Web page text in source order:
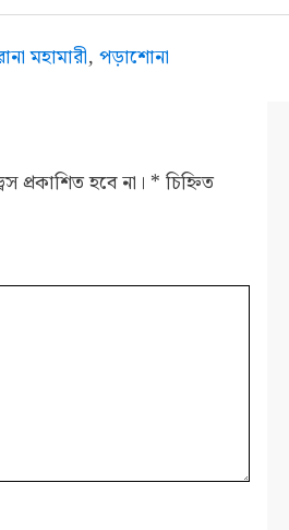
মহামারী,পড়াশোনা
প্রকাশিত হবে না। * চিহ্নিত